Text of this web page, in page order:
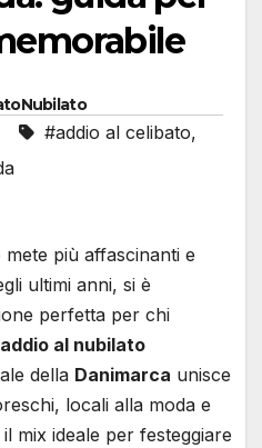
#addio al celibato,
mete più affascinanti e
ultimi anni, si è
perfetta per chi
addio al nubilato
della Danimarca unisce
locali alla moda e
mix ideale per festeggiare